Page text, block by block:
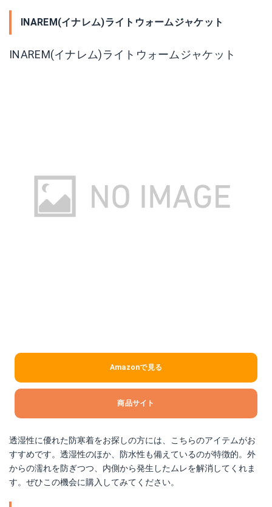
INAREM(イナレム)ライトウォームジャケット
INAREM(イナレム)ライトウォームジャケット
Amazonで見る
商品サイト
透湿性に優れた防寒着をお探しの方には、こちらのアイテムがお
すすめです。透湿性のほか、防水性も備えているのが特徴的。外
からの濡れを防ぎつつ、内側から発生したムレを解消してくれま
す。ぜひこの機会に購入してみてください。